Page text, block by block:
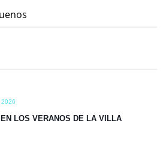
2026
LOS VERANOS DE LA VILLA